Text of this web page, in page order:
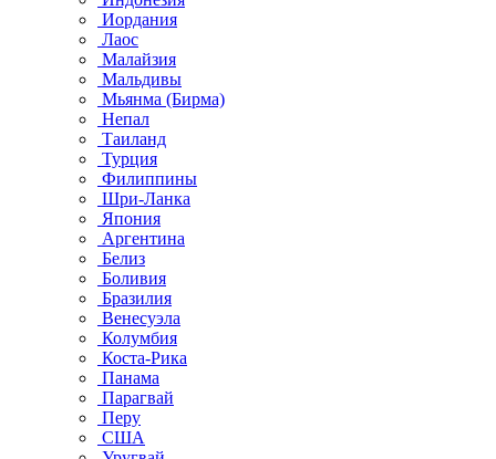
Иордания
Лаос
Малайзия
Мальдивы
Мьянма (Бирма)
Непал
Таиланд
Турция
Филиппины
Шри-Ланка
Япония
Аргентина
Белиз
Боливия
Бразилия
Венесуэла
Колумбия
Коста-Рика
Панама
Парагвай
Перу
США